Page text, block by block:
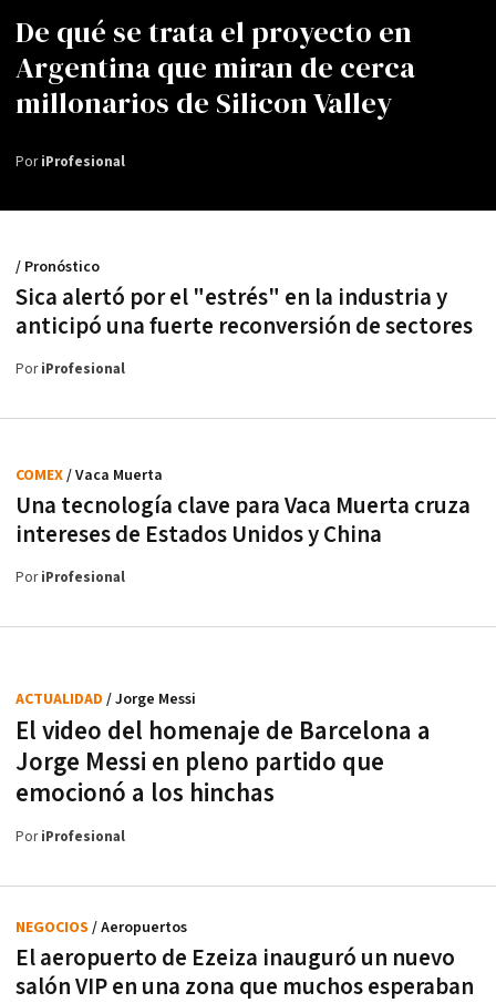
De qué se trata el proyecto en
Argentina que miran de cerca
millonarios de Silicon Valley
PoriProfesional
Sica alertó por el "estrés" en la industria y
anticipó una fuerte reconversión de sectores
/ Pronóstico
PoriProfesional
Una tecnología clave para Vaca Muerta cruza
intereses de Estados Unidos y China
COMEX/ Vaca Muerta
PoriProfesional
El video del homenaje de Barcelona a
Jorge Messi en pleno partido que
emocionó a los hinchas
ACTUALIDAD / Jorge Messi
PoriProfesional
El aeropuerto de Ezeiza inauguró un nuevo
salón VIP en una zona que muchos esperaban
NEGOCIOS / Aeropuertos